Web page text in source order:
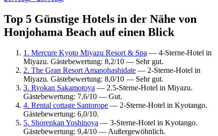
Top 5 Günstige Hotels in der Nähe von
Honjohama Beach auf einen Blick
1. Mercure Kyoto Miyazu Resort & Spa — 4-Sterne-Hotel in
Miyazu. Gästebewertung: 8,2/10 — Sehr gut.
2. The Gran Resort Amanohashidate — 2-Sterne-Hotel in
Miyazu. Gästebewertung: 8,0/10 — Sehr gut.
3. Ryokan Sakamotoya — 2.5-Sterne-Hotel in Miyazu.
Gästebewertung: 7,6/10 — Gut.
4. Rental cottage Santorope — 2-Sterne-Hotel in Kyotango.
Gästebewertung: 6,0/10.
5. Shorenkan Yoshinoya — 3-Sterne-Hotel in Kyotango.
Gästebewertung: 9,4/10 — Außergewöhnlich.